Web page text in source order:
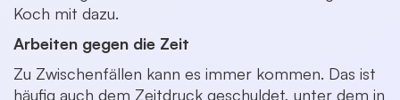
Koch mit dazu.
Arbeiten gegen die Zeit
Zu Zwischenfällen kann es immer kommen. Das ist
häufig auch dem Zeitdruck geschuldet, unter dem in